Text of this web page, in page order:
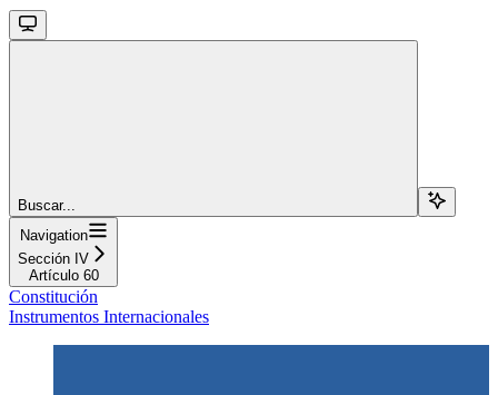
Buscar...
Navigation
Sección IV
Artículo 60
Constitución
Instrumentos Internacionales